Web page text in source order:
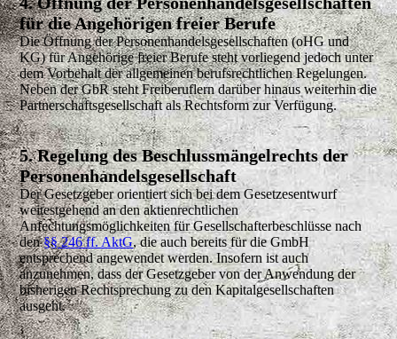
für die Angehörigen freier Berufe
Die Öffnung der Personenhandelsgesellschaften (oHG und
KG) für Angehörige freier Berufe steht vorliegend jedoch unter
dem Vorbehalt der allgemeinen berufsrechtlichen Regelungen.
Neben der GbR steht Freiberuflern darüber hinaus weiterhin die
Partnerschaftsgesellschaft als Rechtsform zur Verfügung.
5. Regelung des Beschlussmängelrechts der
Personenhandelsgesellschaft
Der Gesetzgeber orientiert sich bei dem Gesetzesentwurf
weitestgehend an den aktienrechtlichen
Anfechtungsmöglichkeiten für Gesellschafterbeschlüsse nach
den§§ 246 ff. AktG, die auch bereits für die GmbH
entsprechend angewendet werden. Insofern ist auch
anzunehmen, dass der Gesetzgeber von der Anwendung der
bisherigen Rechtsprechung zu den Kapitalgesellschaften
ausgeht.